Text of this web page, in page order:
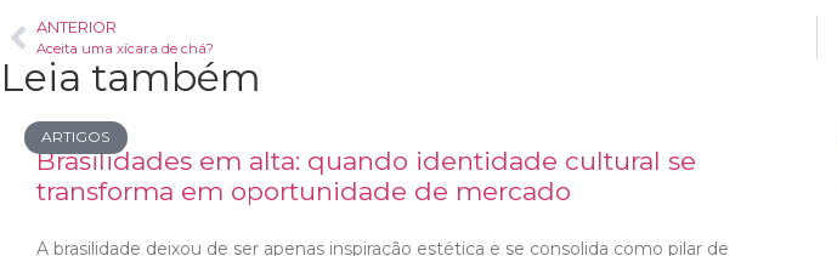
ANTERIOR
Aceita uma xícara de chá?
Leia também
ARTIGOS
Brasilidades em alta: quando identidade cultural se
transforma em oportunidade de mercado
A brasilidade deixou de ser apenas inspiração estética e se consolida como pilar de